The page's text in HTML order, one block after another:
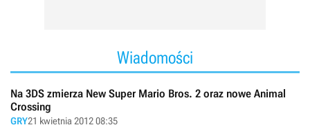
Wiadomości
Na 3DS zmierza New Super Mario Bros. 2 oraz nowe Animal
Crossing
GRY21 kwietnia 2012 08:35